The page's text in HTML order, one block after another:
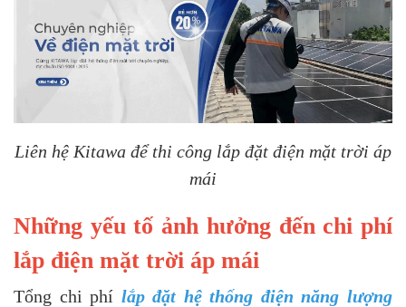
Liên hệ Kitawa để thi công lắp đặt điện mặt trời áp
mái
Những yếu tố ảnh hưởng đến chi phí
lắp điện mặt trời áp mái
Tổng chi phí lắp đặt hệ thống điện năng lượng